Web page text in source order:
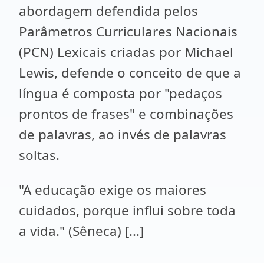
abordagem defendida pelos
Parâmetros Curriculares Nacionais
(PCN) Lexicais criadas por Michael
Lewis, defende o conceito de que a
língua é composta por "pedaços
prontos de frases" e combinações
de palavras, ao invés de palavras
soltas.
"A educação exige os maiores
cuidados, porque influi sobre toda
a vida." (Sêneca) [...]